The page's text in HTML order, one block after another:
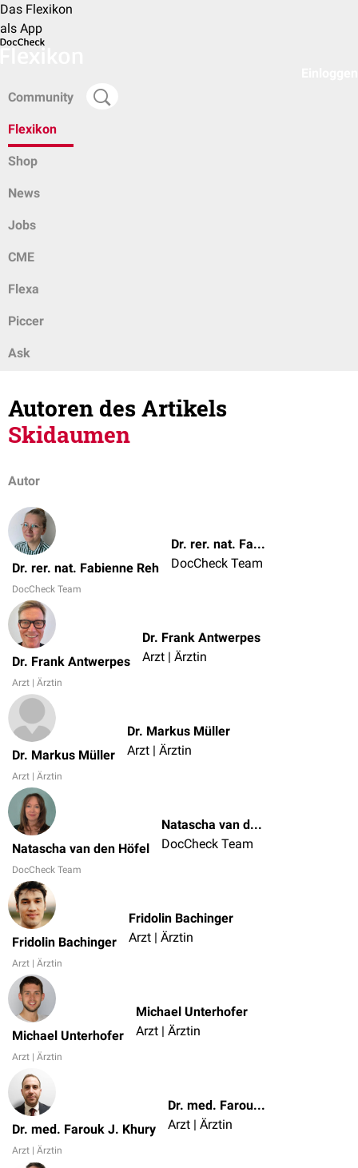
Das Flexikon
als App
Community
Flexikon
Shop
News
Jobs
CME
Flexa
Piccer
Ask
Autoren des Artikels
Skidaumen
Autor
Dr. rer. nat. Fabienne Reh
DocCheck Team
Dr. rer. nat. Fabienne Reh
DocCheck Team
Dr. Frank Antwerpes
Arzt | Ärztin
Dr. Frank Antwerpes
Arzt | Ärztin
Dr. Markus Müller
Arzt | Ärztin
Dr. Markus Müller
Arzt | Ärztin
Natascha van den Höfel
DocCheck Team
Natascha van den Höfel
DocCheck Team
Fridolin Bachinger
Arzt | Ärztin
Fridolin Bachinger
Arzt | Ärztin
Michael Unterhofer
Arzt | Ärztin
Michael Unterhofer
Arzt | Ärztin
Dr. med. Farouk J. Khury
Arzt | Ärztin
Dr. med. Farouk J. Khury
Arzt | Ärztin